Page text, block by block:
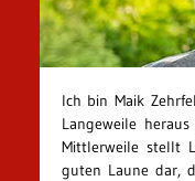
Ich bin Maik
Langeweile
Mittlerweile stellt
guten Laune dar,